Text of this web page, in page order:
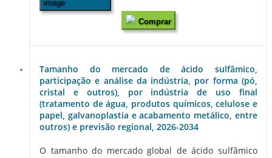
Comprar
Tamanho do mercado de ácido sulfâmico,
participação e análise da indústria, por forma (pó,
cristal e outros), por indústria de uso final
(tratamento de água, produtos químicos, celulose e
papel, galvanoplastia e acabamento metálico, entre
outros) e previsão regional, 2026-2034
O tamanho do mercado global de ácido sulfâmico